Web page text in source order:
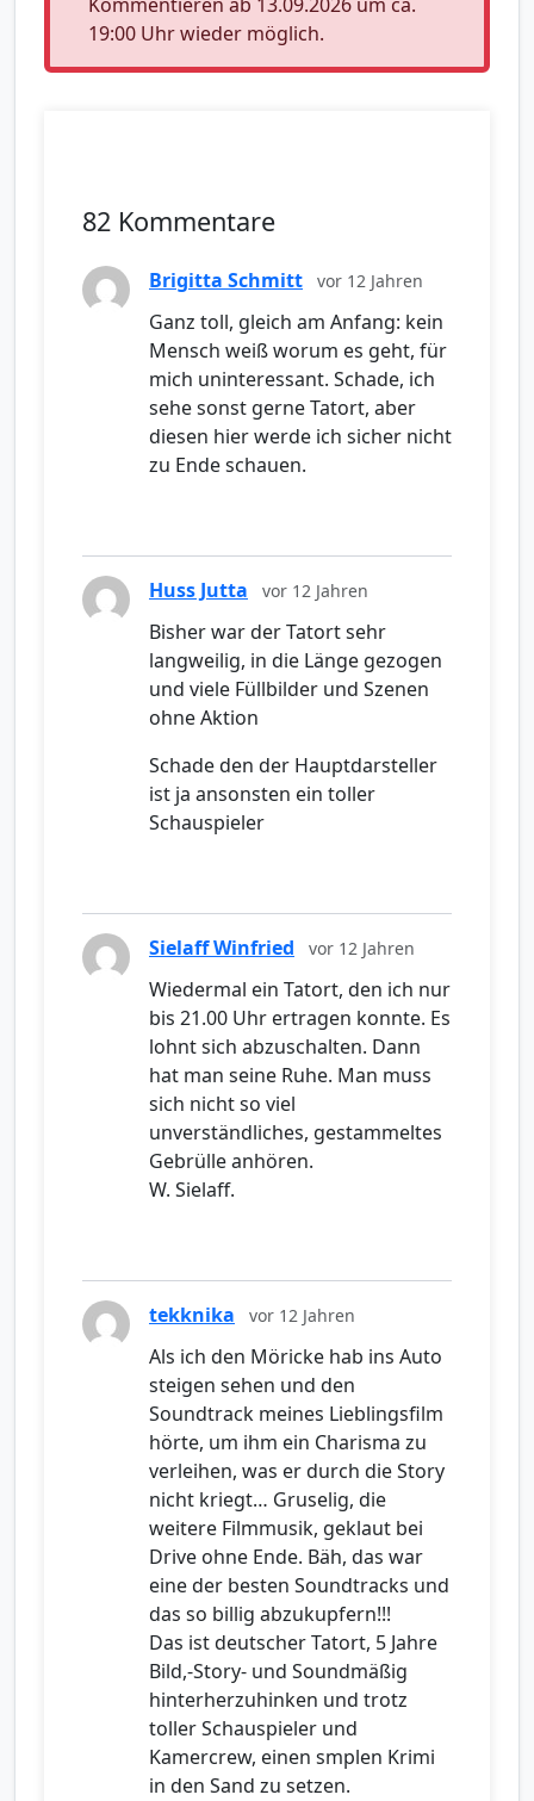
19:00 Uhr wieder möglich.
82 Kommentare
Brigitta Schmitt vor 12 Jahren
Ganz toll, gleich am Anfang: kein
Mensch weiß worum es geht, für
mich uninteressant. Schade, ich
sehe sonst gerne Tatort, aber
diesen hier werde ich sicher nicht
zu Ende schauen.
Huss Jutta vor 12 Jahren
Bisher war der Tatort sehr
langweilig, in die Länge gezogen
und viele Füllbilder und Szenen
ohne Aktion
Schade den der Hauptdarsteller
ist ja ansonsten ein toller
Schauspieler
Sielaff Winfried vor 12 Jahren
Wiedermal ein Tatort, den ich nur
bis 21.00 Uhr ertragen konnte. Es
lohnt sich abzuschalten. Dann
hat man seine Ruhe. Man muss
sich nicht so viel
unverständliches, gestammeltes
Gebrülle anhören.
W. Sielaff.
tekknika vor 12 Jahren
Als ich den Möricke hab ins Auto
steigen sehen und den
Soundtrack meines Lieblingsfilm
hörte, um ihm ein Charisma zu
verleihen, was er durch die Story
nicht kriegt… Gruselig, die
weitere Filmmusik, geklaut bei
Drive ohne Ende. Bäh, das war
eine der besten Soundtracks und
das so billig abzukupfern!!!
Das ist deutscher Tatort, 5 Jahre
Bild,-Story- und Soundmäßig
hinterherzuhinken und trotz
toller Schauspieler und
Kamercrew, einen smplen Krimi
in den Sand zu setzen.